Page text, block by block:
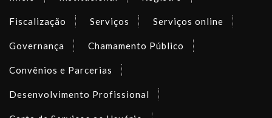
Fiscalização Serviços Serviços online
Governança Chamamento Público
Convênios e Parcerias
Desenvolvimento Profissional